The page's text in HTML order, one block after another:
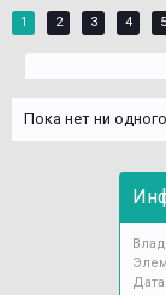
1 2 3 4 5
Пока нет ни